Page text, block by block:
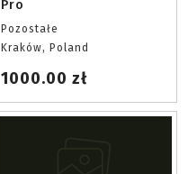
Pro
Pozostałe
Kraków, Poland
1000.00 zł